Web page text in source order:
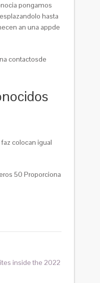
pongamos
hasta
an una appde
contactosde
colocan igual
50 Proporciona
inside the 2022